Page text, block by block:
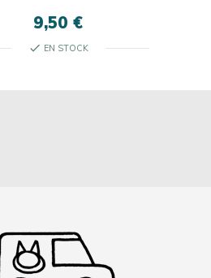
9,50 €
check EN STOCK